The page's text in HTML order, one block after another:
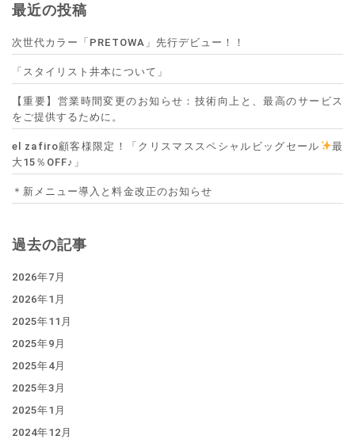
最近の投稿
次世代カラー「PRETOWA」先行デビュー！！
「スタイリスト井本について」
【重要】営業時間変更のお知らせ：技術向上と、最高のサービス
をご提供するために。
el zafiro顧客様限定！「クリスマススペシャルビッグセール
最
大15％OFF♪」
＊新メニュー導入と料金改正のお知らせ
過去の記事
2026年7月
2026年1月
2025年11月
2025年9月
2025年4月
2025年3月
2025年1月
2024年12月